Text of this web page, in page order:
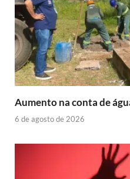
Aumento na conta de
6 de agosto de 2026